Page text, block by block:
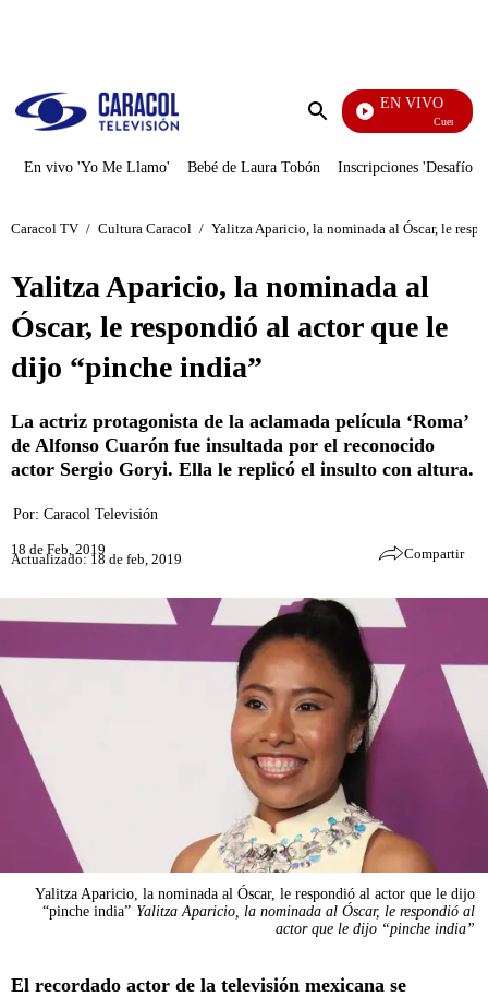
Enviar
EN VIVO
Cuentos De
En vivo 'Yo Me Llamo' Bebé de Laura Tobón Inscripciones 'Desafío'
Caracol TV / Cultura Caracol / Yalitza Aparicio, la nominada al Óscar, le
Yalitza Aparicio, la nominada al
Óscar, le respondió al actor que le
dijo “pinche india”
La actriz protagonista de la aclamada película ‘Roma’
de Alfonso Cuarón fue insultada por el reconocido
actor Sergio Goryi. Ella le replicó el insulto con altura.
Por: Caracol Televisión
18 de Feb, 2019
Actualizado: 18 de feb, 2019 Compartir
Yalitza Aparicio, la nominada al Óscar, le respondió al actor que le dijo
“pinche india” Yalitza Aparicio, la nominada al Óscar, le respondió al
actor que le dijo “pinche india”
El recordado actor de la televisión mexicana se